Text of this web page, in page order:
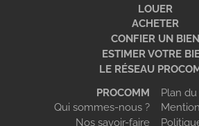
LOUER
ACHETER
CONFIER UN BIEN
ESTIMER VOTRE
LE RÉSEAU
PROCOMM
Qui sommes-nous ?
Nos savoir-faire
Plan